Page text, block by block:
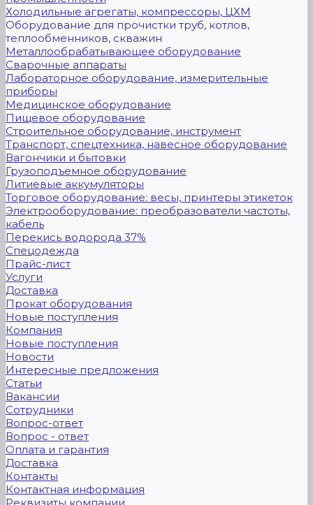
Холодильные агрегаты, компрессоры, ЦХМ
Оборудование для прочистки труб, котлов,
теплообменников, скважин
Металлообрабатывающее оборудование
Сварочные аппараты
Лабораторное оборудование, измерительные
приборы
Медицинское оборудование
Пищевое оборудование
Строительное оборудование, инструмент
Транспорт, спецтехника, навесное оборудование
Вагончики и бытовки
Грузоподъемное оборудование
Литиевые аккумуляторы
Торговое оборудование: весы, принтеры этикеток
Электрооборудование: преобразователи частоты,
кабель
Перекись водорода 37%
Спецодежда
Прайс-лист
Услуги
Доставка
Прокат оборудования
Новые поступления
Компания
Новые поступления
Новости
Интересные предложения
Статьи
Вакансии
Сотрудники
Вопрос-ответ
Вопрос - ответ
Оплата и гарантия
Доставка
Контакты
Контактная информация